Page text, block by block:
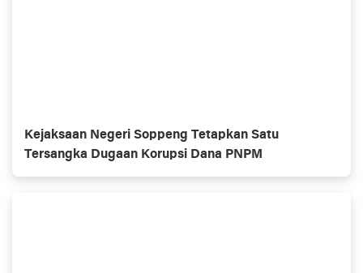
Kejaksaan Negeri Soppeng Tetapkan Satu
Tersangka Dugaan Korupsi Dana PNPM